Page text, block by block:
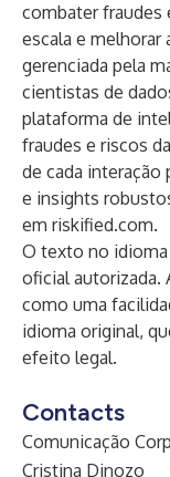
combater fraudes
escala e melhorar
gerenciada pela
cientistas de
plataforma de
fraudes e riscos
de cada interação
e insights
em riskified.com.
O texto no idioma
oficial autorizada.
como uma
idioma original,
efeito legal.
Contacts
Comunicação
Cristina Dinozo